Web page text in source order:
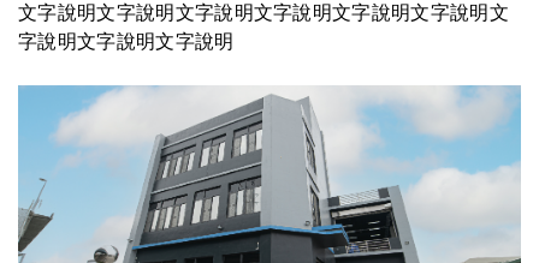
文字說明文字說明文字說明文字說明文字說明文字說明文
字說明文字說明文字說明